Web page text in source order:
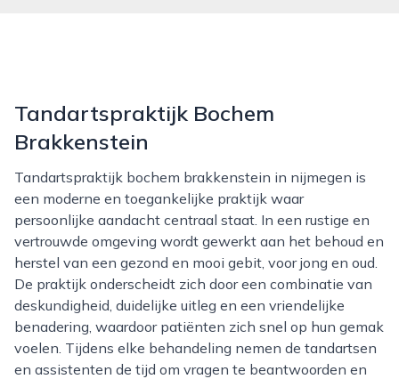
Tandartspraktijk Bochem
Brakkenstein
Tandartspraktijk bochem brakkenstein in nijmegen is
een moderne en toegankelijke praktijk waar
persoonlijke aandacht centraal staat. In een rustige en
vertrouwde omgeving wordt gewerkt aan het behoud en
herstel van een gezond en mooi gebit, voor jong en oud.
De praktijk onderscheidt zich door een combinatie van
deskundigheid, duidelijke uitleg en een vriendelijke
benadering, waardoor patiënten zich snel op hun gemak
voelen. Tijdens elke behandeling nemen de tandartsen
en assistenten de tijd om vragen te beantwoorden en